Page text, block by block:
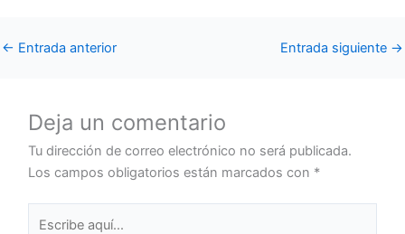
← Entrada anterior Entrada siguiente →
Deja un comentario
Tu dirección de correo electrónico no será publicada.
Los campos obligatorios están marcados con *